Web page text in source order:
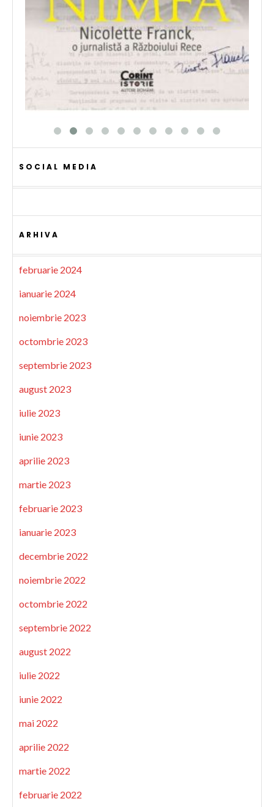
SOCIAL MEDIA
ARHIVA
februarie 2024
ianuarie 2024
noiembrie 2023
octombrie 2023
septembrie 2023
august 2023
iulie 2023
iunie 2023
aprilie 2023
martie 2023
februarie 2023
ianuarie 2023
decembrie 2022
noiembrie 2022
octombrie 2022
septembrie 2022
august 2022
iulie 2022
iunie 2022
mai 2022
aprilie 2022
martie 2022
februarie 2022